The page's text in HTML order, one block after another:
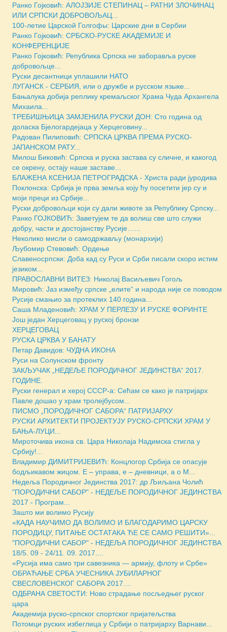
Ранко Гојковић: АЛОЈЗИЈЕ СТЕПИНАЦ – РАТНИ ЗЛОЧИНАЦ
ИЛИ СРПСКИ ДОБРОВОЉАЦ...
100-летие Царской Голгофы: Царские дни в Сербии
Ранко Гојковић: СРБСКО-РУСКЕ АКАДЕМИЈЕ И
КОНФЕРЕНЦИЈЕ
Ранко Гојковић: Република Српска не заборавља руске
добровољце...
Руски десантници уплашили НАТО
ЛУГАНСК - СЕРБИЯ, или о дружбе и русском языке...
Бањалука добија реплику кремаљског Храма Чуда Архангела
Михаила...
ТРЕБИШЊИЦА ЗАМЈЕНИЛА РУСКИ ДОН: Сто година од
доласка Бјелогардејаца у Херцеговину...
Радован Пилиповић: СРПСКА ЦРКВА ПРЕМА РУСКО-
ЈАПАНСКОМ РАТУ...
Милош Биковић: Српска и руска застава су сличне, и какогод
се окрену, остају наше заставе...
БЛАЖЕНА КСЕНИЈА ПЕТРОГРАДСКА - Христа ради јуродива
Поклонска: Србија је прва земља коју ћу посетити јер су и
моји преци из Србије...
Руски добровољци који су дали животе за Републику Српску...
Ранко ГОЈКОВИЋ: Заветујем те да волиш све што служи
добру, части и достојанству Русије…...
Неколико мисли о самодржављу (монархији)
Љубомир Стевовић: Ордење
Славеносрпски: Доба кад су Руси и Срби писали скоро истим
језиком...
ПРАВОСЛАВНИ ВИТЕЗ: Николај Васиљевич Гогољ
Мировић: Јаз између српске „елите“ и народа није се поводом
Русије смањио за протеклих 140 година...
Саша Младеновић: ХРАМ У ПЕРЛЕЗУ И РУСКЕ ФОРИНТЕ
Још један Херцеговац у руској бронзи
ХЕРЦЕГОВАЦ
РУСКА ЦРКВА У БАНАТУ
Петар Давидов: ЧУДНА ИКОНА
Руси на Солунском фронту
ЗАКЉУЧАК „НЕДЕЉЕ ПОРОДИЧНОГ ЈЕДИНСТВА“ 2017.
ГОДИНЕ.
Руски генерал и херој СССР-а: Сећам се како је патријарх
Павле дошао у храм тролејбусом...
ПИСМО „ПОРОДИЧНОГ САБОРА“ ПАТРИЈАРХУ
РУСКИ АРХИТЕКТИ ПРОЈЕКТУЈУ РУСКО-СРПСКИ ХРАМ У
БАЊА-ЛУЦИ...
Мироточива икона св. Цара Николаја Надимска стигла у
Србију!...
Владимир ДИМИТРИЈЕВИЋ: Концлогор Србија се опасује
бодљикавом жицом. Е – управа, е – дневници, а о М...
Недеља Породичног Јединства 2017: др Љиљана Чолић
"ПОРОДИЧНИ САБОР" - НЕДЕЉE ПОРОДИЧНОГ ЈЕДИНСТВА
2017 - Програм...
Зашто ми волимо Русију
«КАДА НАУЧИМО ДА ВОЛИМО И БЛАГОДАРИМО ЦАРСКУ
ПОРОДИЦУ, ПИТАЊЕ ОСТАТАКА ЋЕ СЕ САМО РЕШИТИ»...
"ПОРОДИЧНИ САБОР" - НЕДЕЉА ПОРОДИЧНОГ ЈЕДИНСТВА
18/5. 09 - 24/11. 09. 2017....
«Русија има само три савезника — армију, флоту и Србе»
ОБРАЋАЊЕ СРБА УЧЕСНИКА ЈУБИЛАРНОГ
СВЕСЛОВЕНСКОГ САБОРА 2017....
ОДБРАНА СВЕТОСТИ: Ново страдање посљедњег руског
цара
Академија руско-српског спортског пријатељства
Потомци руских избеглица у Србији о патријарху Варнави...